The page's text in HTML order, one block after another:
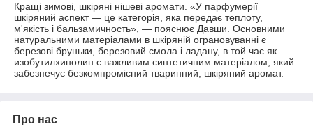
Кращі зимові, шкіряні нішеві аромати. «У парфумерії
шкіряний аспект — це категорія, яка передає теплоту,
м'якість і бальзамичность», — пояснює Давши. Основними
натуральними матеріалами в шкіряній ограновуванні є
березові бруньки, березовий смола і ладану, в той час як
изобутилхинолин є важливим синтетичним матеріалом, який
забезпечує безкомпромісний тваринний, шкіряний аромат.
Про нас